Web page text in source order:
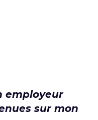
employeur
sur mon